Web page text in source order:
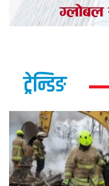
ट्रेन्डिङ